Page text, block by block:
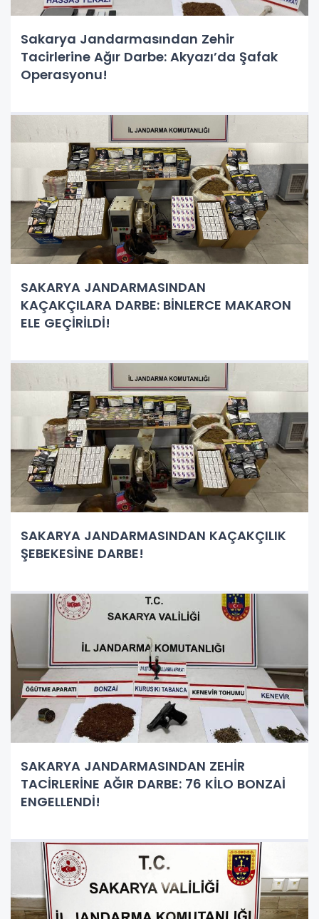
Sakarya Jandarmasından Zehir
Tacirlerine Ağır Darbe: Akyazı’da Şafak
Operasyonu!
SAKARYA JANDARMASINDAN
KAÇAKÇILARA DARBE: BİNLERCE MAKARON
ELE GEÇİRİLDİ!
SAKARYA JANDARMASINDAN KAÇAKÇILIK
ŞEBEKESİNE DARBE!
SAKARYA JANDARMASINDAN ZEHİR
TACİRLERİNE AĞIR DARBE: 76 KİLO BONZAİ
ENGELLENDİ!